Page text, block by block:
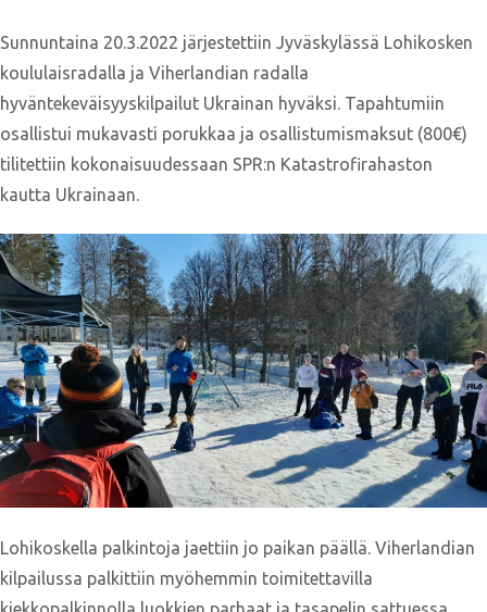
Sunnuntaina 20.3.2022 järjestettiin Jyväskylässä Lohikosken
koululaisradalla ja Viherlandian radalla
hyväntekeväisyyskilpailut Ukrainan hyväksi. Tapahtumiin
osallistui mukavasti porukkaa ja osallistumismaksut (800€)
tilitettiin kokonaisuudessaan SPR:n Katastrofirahaston
kautta Ukrainaan.
Lohikoskella palkintoja jaettiin jo paikan päällä. Viherlandian
kilpailussa palkittiin myöhemmin toimitettavilla